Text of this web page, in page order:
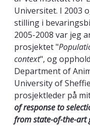
Universitet. I 2003
stilling i
2005-2008 var jeg
prosjektet "
context", og
Department of
University of
prosjektleder på
of response to
from state-of-the-art